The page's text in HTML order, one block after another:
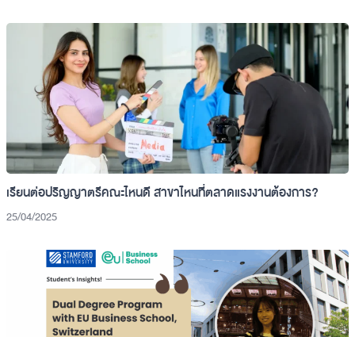
เรียนต่อปริญญาตรีคณะไหนดี สาขาไหนที่ตลาดแรงงานต้องการ?
25/04/2025